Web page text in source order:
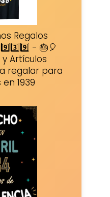
Regalos
- 🎂🎈
Artículos
regalar para
1939